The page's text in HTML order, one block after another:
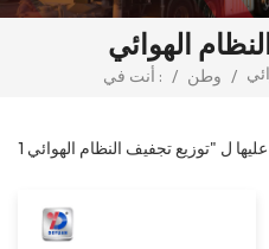
الهوائي
أنت في : / وطن /